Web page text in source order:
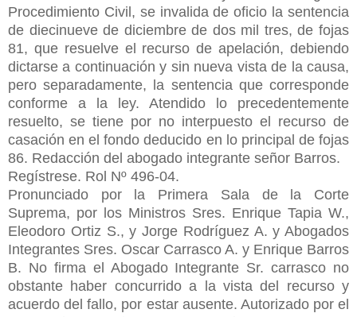
Procedimiento Civil, se invalida de oficio la sentencia
de diecinueve de diciembre de dos mil tres, de fojas
81, que resuelve el recurso de apelación, debiendo
dictarse a continuación y sin nueva vista de la causa,
pero separadamente, la sentencia que corresponde
conforme a la ley. Atendido lo precedentemente
resuelto, se tiene por no interpuesto el recurso de
casación en el fondo deducido en lo principal de fojas
86. Redacción del abogado integrante señor Barros.
Regístrese. Rol Nº 496-04.
Pronunciado por la Primera Sala de la Corte
Suprema, por los Ministros Sres. Enrique Tapia W.,
Eleodoro Ortiz S., y Jorge Rodríguez A. y Abogados
Integrantes Sres. Oscar Carrasco A. y Enrique Barros
B. No firma el Abogado Integrante Sr. carrasco no
obstante haber concurrido a la vista del recurso y
acuerdo del fallo, por estar ausente. Autorizado por el